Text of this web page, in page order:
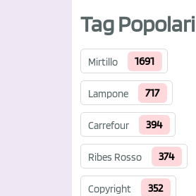
Tag Popolari
Mirtillo 1691
Lampone 717
Carrefour 394
Ribes Rosso 374
Copyright 352